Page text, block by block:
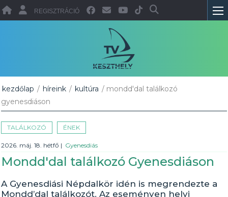
REGISZTRÁCIÓ
kezdőlap / híreink / kultúra / mondd'dal találkozó
gyenesdiáson
TALÁLKOZÓ ÉNEK
2026. máj. 18. hétfő | Gyenesdiás
Mondd'dal találkozó Gyenesdiáson
A Gyenesdiási Népdalkör idén is megrendezte a
Mondd’dal találkozót. Az eseményen helyi